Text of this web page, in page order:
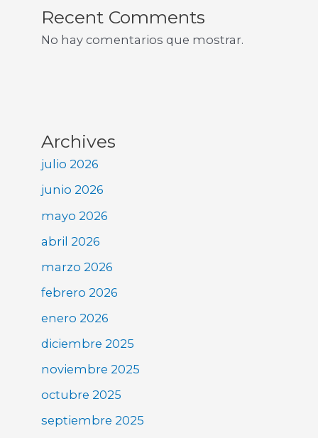
Recent Comments
No hay comentarios que mostrar.
Archives
julio 2026
junio 2026
mayo 2026
abril 2026
marzo 2026
febrero 2026
enero 2026
diciembre 2025
noviembre 2025
octubre 2025
septiembre 2025